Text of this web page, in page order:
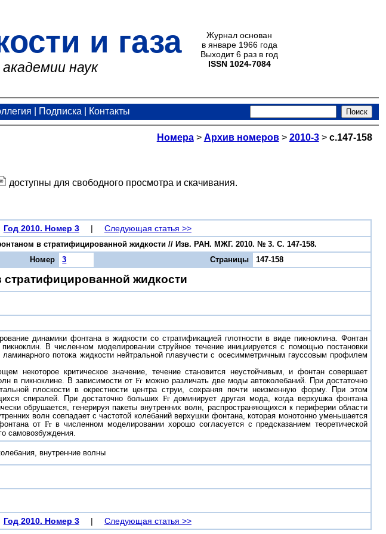
и газа
наук
Журнал основан
в январе 1966 года
Выходит 6 раз в год
ISSN 1024-7084
Подписка Контакты
Номера> Архив номеров> 2010-3> с.147-158
доступны для свободного просмотра и скачивания.
Год 2010. Номер 3 | Следующая статья >>
в стратифицированной жидкости // Изв. РАН. МЖГ. 2010. № 3. С. 147-158.
Номер 3 Страницы
147-158
жидкости
динамики фонтана в жидкости со стратификацией плотности в виде пикноклина. Фонтан
В численном моделировании струйное течение инициируется с помощью постановки
потока жидкости нейтральной плавучести с осесимметричным гауссовым профилем
некоторое критическое значение, течение становится неустойчивым, и фонтан совершает
в пикноклине. В зависимости отFrможно различать две моды автоколебаний. При достаточно
плоскости в окрестности центра струи, сохраняя почти неизменную форму. При этом
спиралей. При достаточно больших Frдоминирует другая мода, когда верхушка фонтана
обрушается, генерируя пакеты внутренних волн, распространяющихся к периферии области
волн совпадает с частотой колебаний верхушки фонтана, которая монотонно уменьшается
отFrв численном моделировании хорошо согласуется с предсказанием теоретической
самовозбуждения.
внутренние волны
Год 2010. Номер 3 | Следующая статья >>